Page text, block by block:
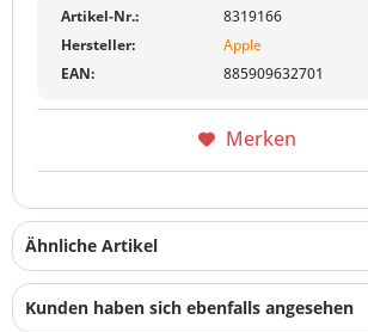
Artikel-Nr.:
8319166
Hersteller:
Apple
EAN:
885909632701
Merken
Ähnliche Artikel
Kunden haben sich ebenfalls angesehen